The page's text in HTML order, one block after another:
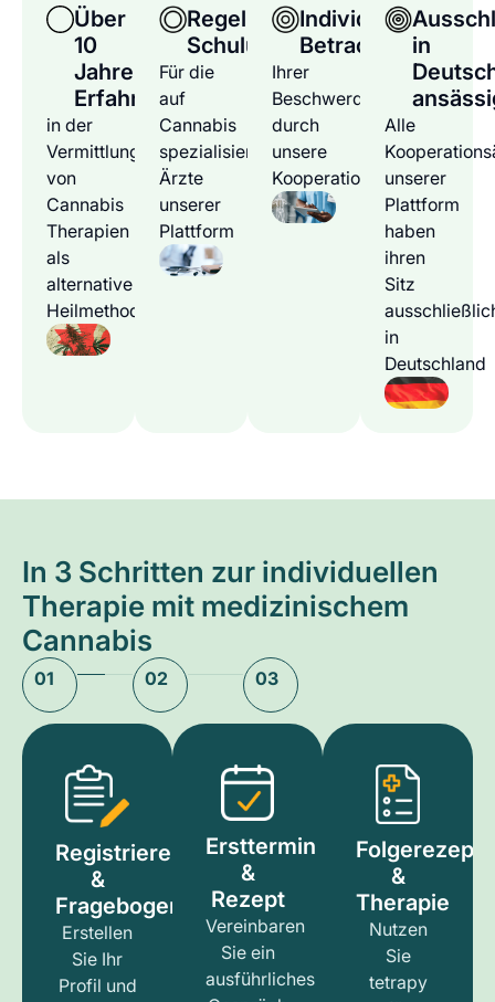
Über
10
Jahre
Erfahrung
in der
Vermittlung
von
Cannabis
Therapien
als
alternative
Heilmethode
Regelmäßige
Schulungen
Für die
auf
Cannabis
spezialisierten
Ärzte
unserer
Plattform
Individuelle
Betrachtung
Ihrer
Beschwerden
durch
unsere
Kooperationsärzte
in
Alle
unserer
Plattform
haben
ihren
Sitz
in
Deutschland
In 3 Schritten zur individuellen
Therapie mit medizinischem
Cannabis
01 02 03
Registrieren
&
Fragebogen
Erstellen
Sie Ihr
Profil und
Ersttermin
&
Rezept
Vereinbaren
Sie ein
ausführliches
Folgerezept
&
Therapie
Nutzen
Sie
tetrapy